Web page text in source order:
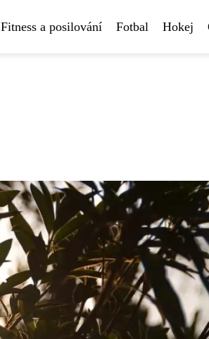
Fitness a posilování Fotbal Hokej